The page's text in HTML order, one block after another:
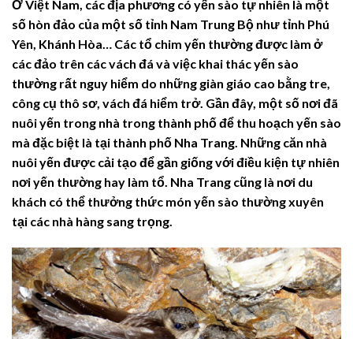
Ở Việt Nam, các địa phương có yến sào tự nhiên là một
số hòn đảo của một số tỉnh Nam Trung Bộ như tỉnh Phú
Yên, Khánh Hòa… Các tổ chim yến thường được làm ở
các đảo trên các vách đá và việc khai thác yến sào
thường rất nguy hiểm do những giàn giáo cao bằng tre,
công cụ thô sơ, vách đá hiểm trở. Gần đây, một số nơi đã
nuôi yến trong nhà trong thành phố để thu hoạch yến sào
mà đặc biệt là tại thành phố Nha Trang. Những căn nhà
nuôi yến được cải tạo để gần giống với điều kiện tự nhiên
nơi yến thường hay làm tổ. Nha Trang cũng là nơi du
khách có thể thưởng thức món yến sào thường xuyên
tại các nhà hàng sang trọng.